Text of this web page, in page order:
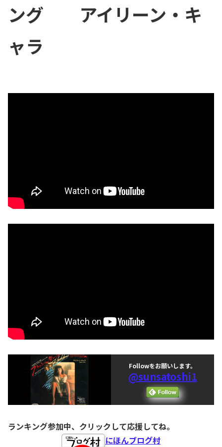
ング アイリーン・キ
ャラ
Followをお願いします。
@sunsatoshi1
ランキング参加中、クリックして応援してね。
にほんブログ村